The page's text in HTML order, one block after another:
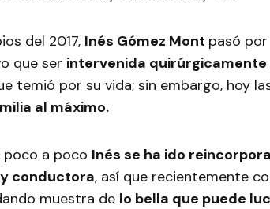
del 2017, Inés Gómez Mont pasó por
que ser intervenida quirúrgicamente
temió por su vida; sin embargo, hoy
al máximo.
poco a poco Inés se ha ido
conductora, así que recientemente
muestra de lo bella que puede